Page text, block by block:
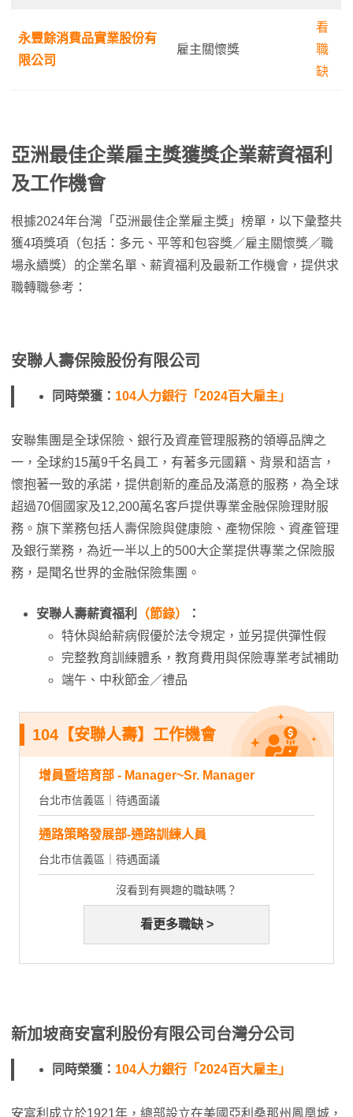
永豐餘消費品實業股份有
限公司
雇主關懷獎
看
職
缺
亞洲最佳企業雇主獎獲獎企業薪資福利
及工作機會
根據2024年台灣「亞洲最佳企業雇主獎」榜單，以下彙整共
獲4項獎項（包括：多元、平等和包容獎／雇主關懷獎／職
場永續獎）的企業名單、薪資福利及最新工作機會，提供求
職轉職參考：
安聯人壽保險股份有限公司
同時榮獲： 104人力銀行「2024百大雇主」
安聯集團是全球保險、銀行及資產管理服務的領導品牌之
一，全球約15萬9千名員工，有著多元國籍、背景和語言，
懷抱著一致的承諾，提供創新的產品及滿意的服務，為全球
超過70個國家及12,200萬名客戶提供專業金融保險理財服
務。旗下業務包括人壽保險與健康險、產物保險、資產管理
及銀行業務，為近一半以上的500大企業提供專業之保險服
務，是聞名世界的金融保險集團。
安聯人壽薪資福利 （節錄）
：
特休與給薪病假優於法令規定，並另提供彈性假
完整教育訓練體系，教育費用與保險專業考試補助
端午、中秋節金／禮品
104【安聯人壽】工作機會
增員暨培育部 - Manager~Sr. Manager
台北市信義區｜待遇面議
通路策略發展部-通路訓練人員
台北市信義區｜待遇面議
沒看到有興趣的職缺嗎？
看更多職缺 >
新加坡商安富利股份有限公司台灣分公司
同時榮獲： 104人力銀行「2024百大雇主」
安富利成立於1921年，總部設立在美國亞利桑那州鳳凰城，